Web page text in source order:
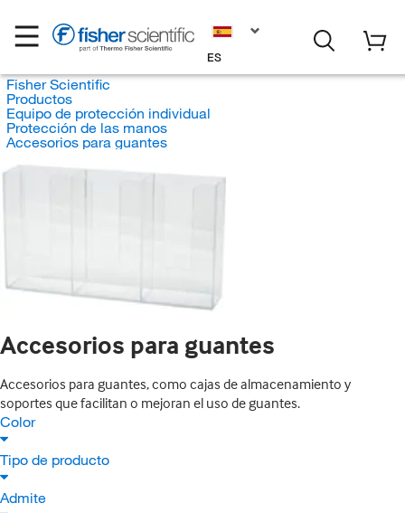
ES
Fisher Scientific
Productos
Equipo de protección individual
Protección de las manos
Accesorios para guantes
Accesorios para guantes
Accesorios para guantes, como cajas de almacenamiento y
soportes que facilitan o mejoran el uso de guantes.
Color
Tipo de producto
Admite